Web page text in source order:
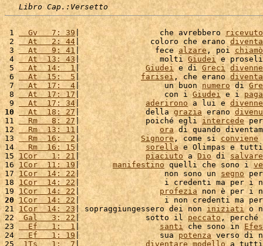
Libro Cap.:Versetto
1
  Gv   7: 39
|                 che avrebbero ricevuto
2
  At   2: 44
|               coloro che erano
3
  At   9: 41
|                fece alzare , poi chiamò
4
  At  13: 43
|                 molti Giudei e
5
  At  14:  1
| Giudei e di Greci
6
  At  15:  5
| farisei , che erano
7
  At  17:  4
|                  un buon numero di
8
  At  17: 17
|                  con i Giudei e i
9
  At  17: 34
| aderirono a lui e
10
  At  18: 27
|              della grazia erano
11
  Rm   8: 27
|              poiché egli intercede
12
  Rm  13: 11
| ora di quando
13
  Rm  16:  2
| Signore , come si conviene
14
  Rm  16: 15
| sorella e Olimpas e
15 1Cor   1: 21 | piaciuto a Dio di salvare
16 1Cor  11: 19 | manifestino quelli che sono i
17 1Cor  14: 22|                  non sono un segno
18 1Cor  14: 22 |                  i credenti ma per i
19 1Cor  14: 22 | profezia non è per i
20 1Cor  14: 22 |                  i non credenti ma
21 1Cor  14: 23| sopraggiungessero dei non iniziati o
22 Gal   3: 22 |              sotto il peccato,
23
  Ef   1:  1
| santi che sono in
24
  Ef   1: 19
|                 sua potenza verso di
25 1Ts   1:  7 | diventare modello a